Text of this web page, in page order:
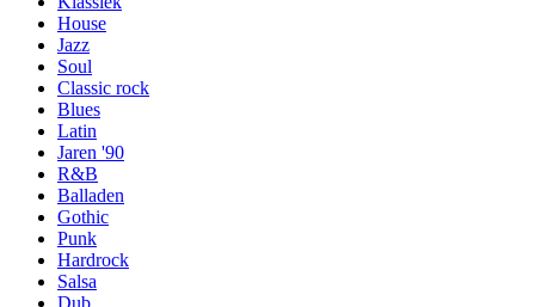
House
Jazz
Soul
Classic rock
Blues
Latin
Jaren '90
R&B
Balladen
Gothic
Punk
Hardrock
Salsa